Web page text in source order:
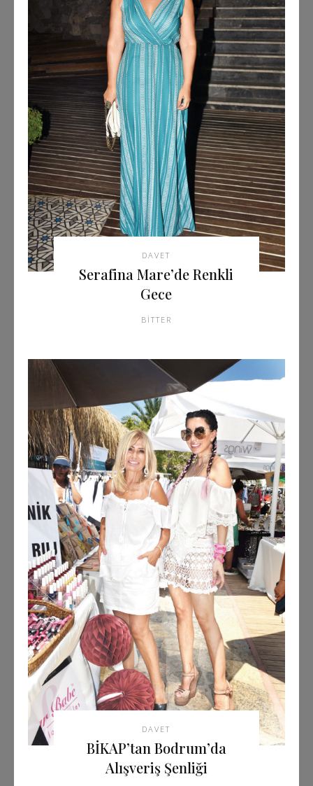
DAVET
Serafina Mare’de Renkli
Gece
BITTER
DAVET
BİKAP’tan Bodrum’da
Alışveriş Şenliği